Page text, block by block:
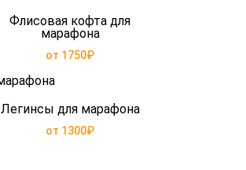
Флисовая кофта для
марафона
от 1750₽
Легинсы для марафона
от 1300₽